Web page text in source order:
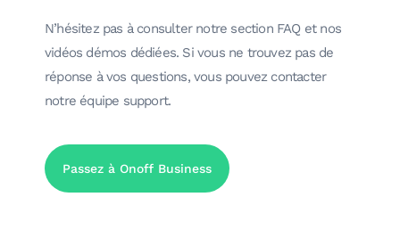
N’hésitez pas à consulter notre section FAQ et nos
vidéos démos dédiées. Si vous ne trouvez pas de
réponse à vos questions, vous pouvez contacter
notre équipe support.
Passez à Onoff Business